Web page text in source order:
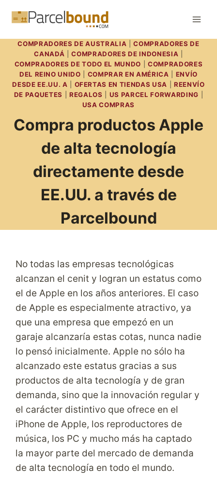
COMPRADORES DE AUSTRALIA |COMPRADORES DE
CANADÁ |COMPRADORES DE INDONESIA
COMPRADORES DE TODO EL MUNDO |COMPRADORES
DEL REINO UNIDO
COMPRAR EN AMÉRICA
ENVÍO
DESDE EE.UU. A
OFERTAS EN TIENDAS USA |REENVÍO
DE PAQUETES
REGALOS US PARCEL FORWARDING
USA COMPRAS
Compra productos Apple
de alta tecnología
directamente desde
EE.UU. a través de
Parcelbound
No todas las empresas tecnológicas
alcanzan el cenit y logran un estatus como
el de Apple en los años anteriores. El caso
de Apple es especialmente atractivo, ya
que una empresa que empezó en un
garaje alcanzaría estas cotas, nunca nadie
lo pensó inicialmente. Apple no sólo ha
alcanzado este estatus gracias a sus
productos de alta tecnología y de gran
demanda, sino que la innovación regular y
el carácter distintivo que ofrece en el
iPhone de Apple, los reproductores de
música, los PC y mucho más ha captado
la mayor parte del mercado de demanda
de alta tecnología en todo el mundo.